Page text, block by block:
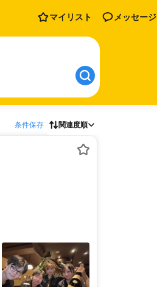
マイリスト メッセージ
条件保存 関連度順